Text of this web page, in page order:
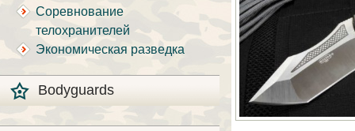
Соревнование
телохранителей
Экономическая разведка
Bodyguards